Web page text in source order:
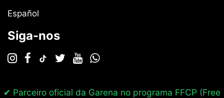
Español
Siga-nos
✔ Parceiro oficial da Garena no programa FFCP (Free